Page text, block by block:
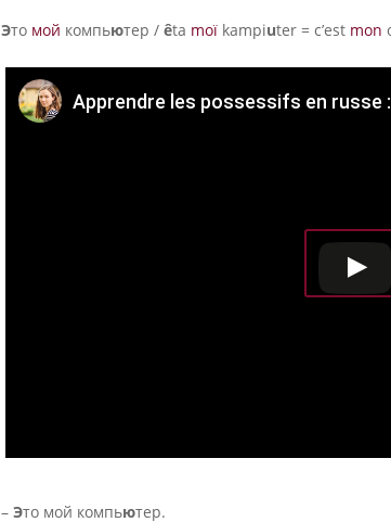
Это мой компьютер / êta moï kampiuter = c’est mon
Apprendre les possessifs en russe
– Это мой компьютер.